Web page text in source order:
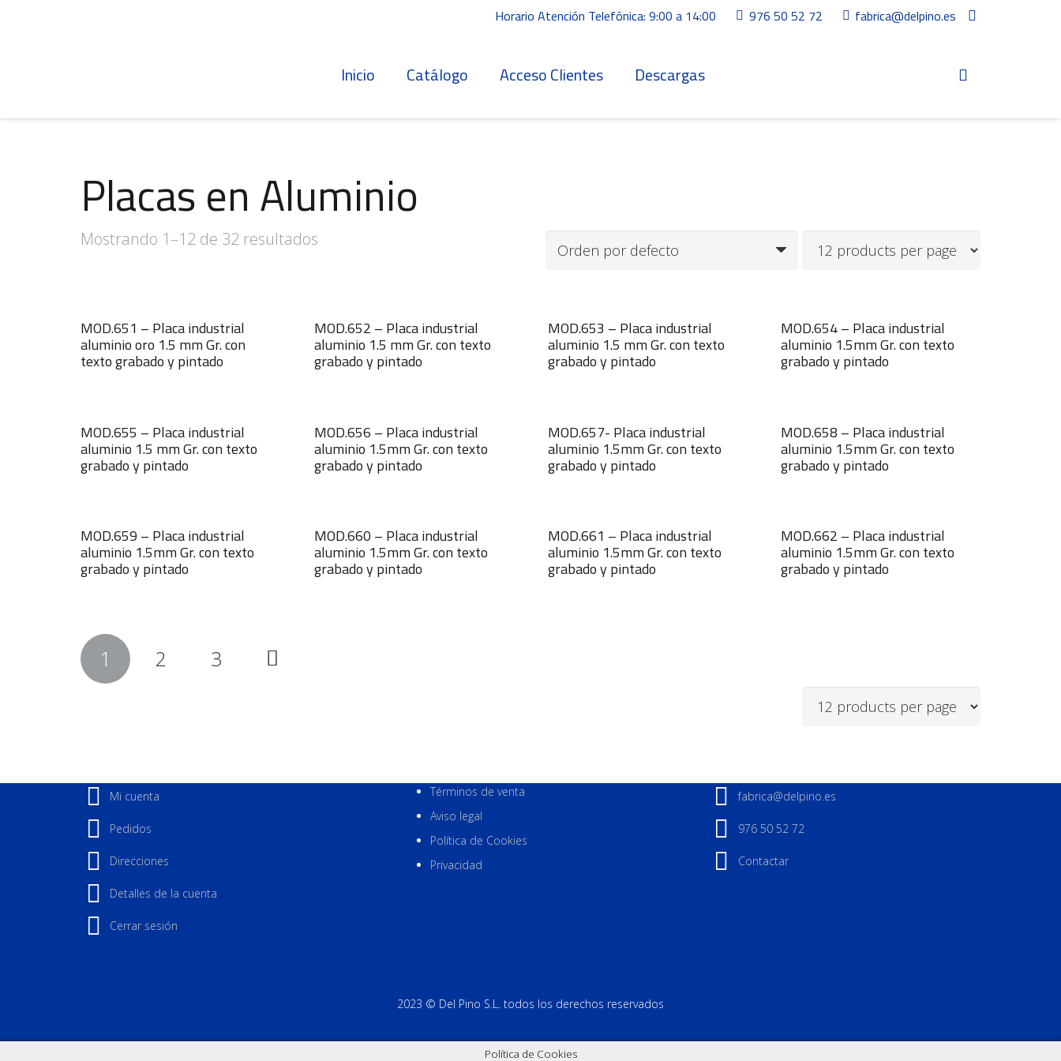
Horario Atención Telefónica: 9:00 a 14:00 976 50 52 72 fabrica@delpino.es
Inicio Catálogo Acceso Clientes Descargas
Placas en Aluminio
Mostrando 1–12 de 32 resultados
MOD.651 – Placa industrial
aluminio oro 1.5 mm Gr. con
texto grabado y pintado
MOD.652 – Placa industrial
aluminio 1.5 mm Gr. con texto
grabado y pintado
MOD.653 – Placa industrial
aluminio 1.5 mm Gr. con texto
grabado y pintado
MOD.654 – Placa industrial
aluminio 1.5mm Gr. con texto
grabado y pintado
MOD.655 – Placa industrial
aluminio 1.5 mm Gr. con texto
grabado y pintado
MOD.656 – Placa industrial
aluminio 1.5mm Gr. con texto
grabado y pintado
MOD.657- Placa industrial
aluminio 1.5mm Gr. con texto
grabado y pintado
MOD.658 – Placa industrial
aluminio 1.5mm Gr. con texto
grabado y pintado
MOD.659 – Placa industrial
aluminio 1.5mm Gr. con texto
grabado y pintado
MOD.660 – Placa industrial
aluminio 1.5mm Gr. con texto
grabado y pintado
MOD.661 – Placa industrial
aluminio 1.5mm Gr. con texto
grabado y pintado
MOD.662 – Placa industrial
aluminio 1.5mm Gr. con texto
grabado y pintado
Navegación
de
1 2 3
Mi cuenta
Pedidos
Direcciones
Detalles de la cuenta
Cerrar sesión
Términos de venta
Aviso legal
Política de Cookies
Privacidad
fabrica@delpino.es
976 50 52 72
Contactar
2023 © Del Pino S.L. todos los derechos reservados
Política de Cookies